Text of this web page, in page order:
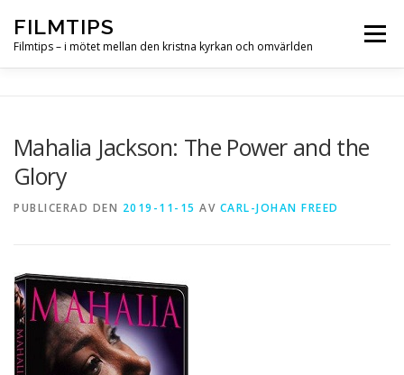
innehåll
FILMTIPS
Filmtips – i mötet mellan den kristna kyrkan och omvärlden
Meny
Mahalia Jackson: The Power and the
Glory
PUBLICERAD DEN 2019-11-15 AV CARL-JOHAN FREED